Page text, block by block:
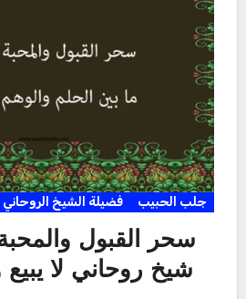
جلب الحبيب فضيلة الشيخ
سحر القبول
شيخ روحاني لا يبيع